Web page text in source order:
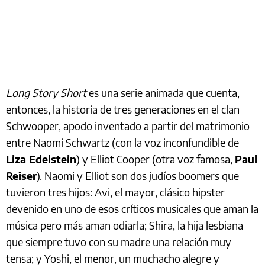
Long Story Shortes una serie animada que cuenta,
entonces, la historia de tres generaciones en el clan
Schwooper, apodo inventado a partir del matrimonio
entre Naomi Schwartz (con la voz inconfundible de
Liza Edelstein) y Elliot Cooper (otra voz famosa, Paul
Reiser). Naomi y Elliot son dos judíos boomers que
tuvieron tres hijos: Avi, el mayor, clásico hipster
devenido en uno de esos críticos musicales que aman la
música pero más aman odiarla; Shira, la hija lesbiana
que siempre tuvo con su madre una relación muy
tensa; y Yoshi, el menor, un muchacho alegre y